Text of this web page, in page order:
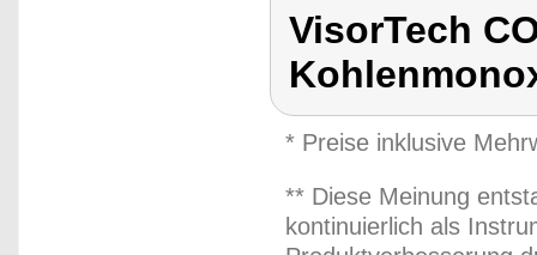
VisorTech
* Preise inklusive
** Diese Meinung
kontinuierlich als